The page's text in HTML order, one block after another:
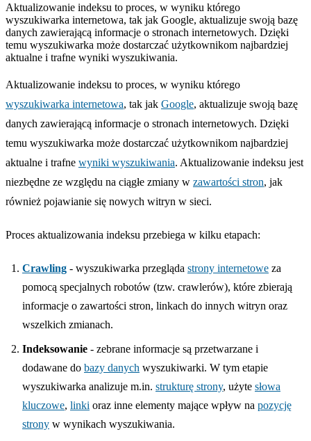
Aktualizowanie indeksu to proces, w wyniku którego
wyszukiwarka internetowa, tak jak Google, aktualizuje swoją bazę
danych zawierającą informacje o stronach internetowych. Dzięki
temu wyszukiwarka może dostarczać użytkownikom najbardziej
aktualne i trafne wyniki wyszukiwania.
Aktualizowanie indeksu to proces, w wyniku którego
wyszukiwarka internetowa, tak jak Google, aktualizuje swoją bazę
danych zawierającą informacje o stronach internetowych. Dzięki
temu wyszukiwarka może dostarczać użytkownikom najbardziej
aktualne i trafne wyniki wyszukiwania. Aktualizowanie indeksu jest
niezbędne ze względu na ciągłe zmiany w zawartości stron, jak
również pojawianie się nowych witryn w sieci.
Proces aktualizowania indeksu przebiega w kilku etapach:
Crawling - wyszukiwarka przegląda strony internetowe za
pomocą specjalnych robotów (tzw. crawlerów), które zbierają
informacje o zawartości stron, linkach do innych witryn oraz
wszelkich zmianach.
Indeksowanie - zebrane informacje są przetwarzane i
dodawane do bazy danych wyszukiwarki. W tym etapie
wyszukiwarka analizuje m.in. strukturę strony, użyte słowa
kluczowe, linki oraz inne elementy mające wpływ na pozycję
strony w wynikach wyszukiwania.